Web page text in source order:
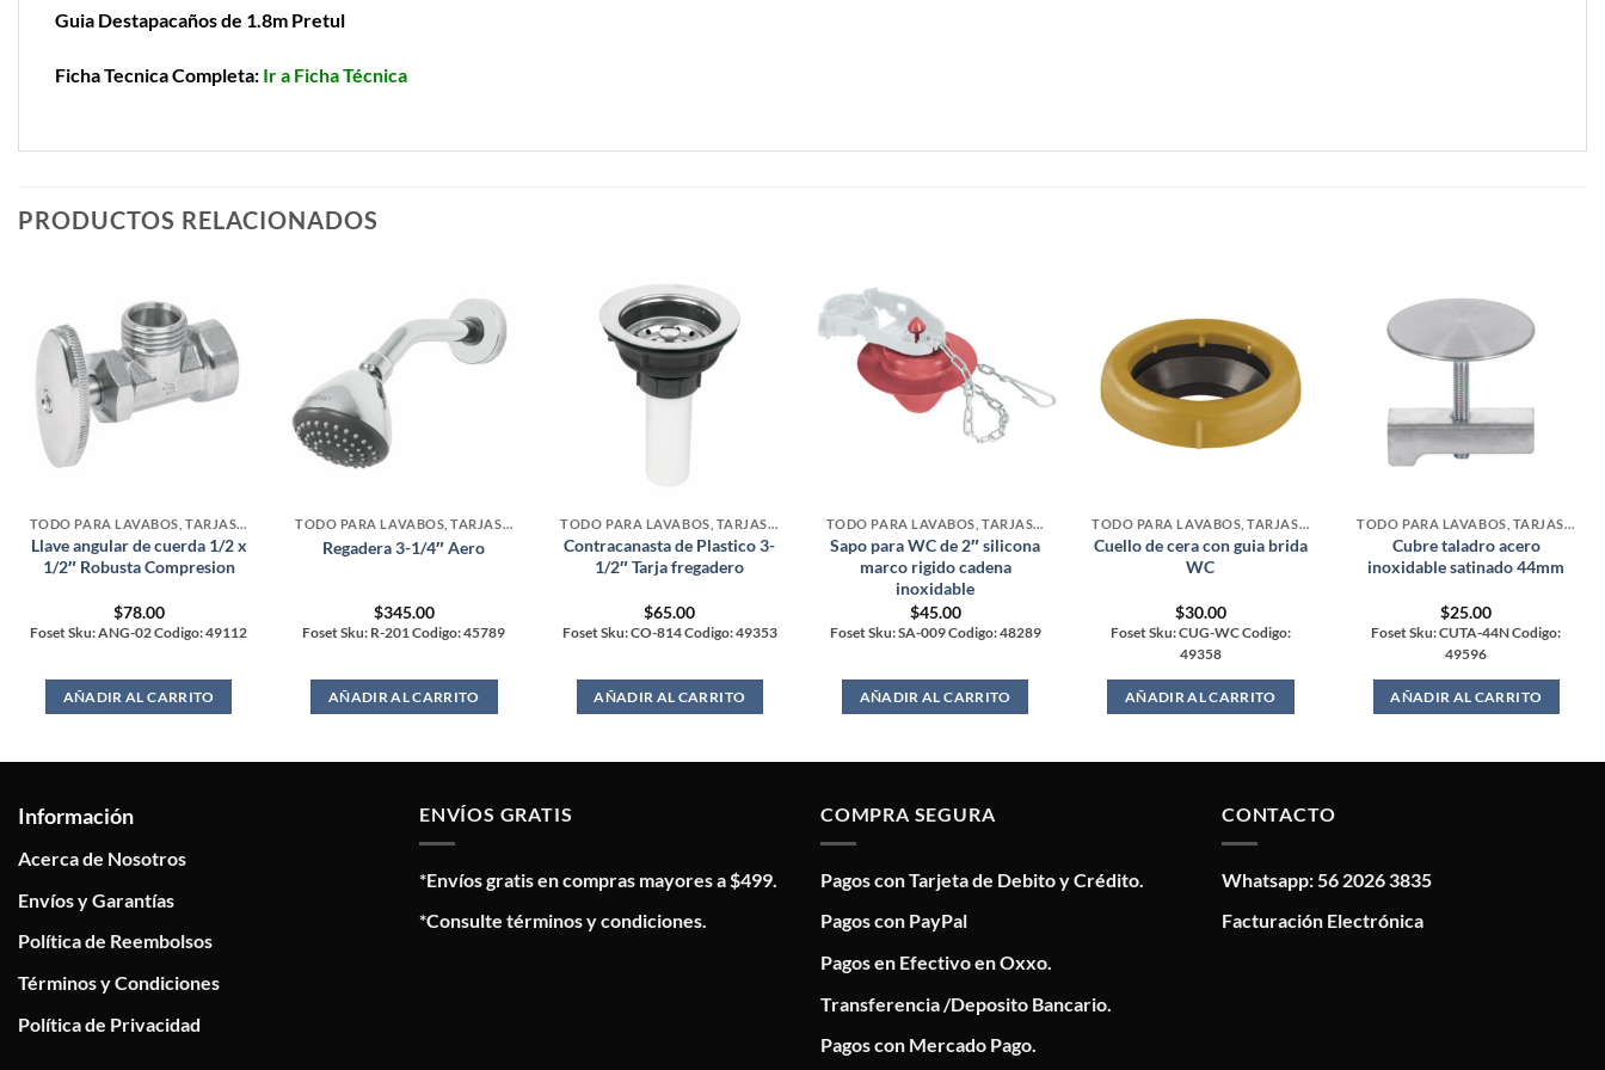
Guia Destapacaños de 1.8m Pretul
Ficha Tecnica Completa: Ir a Ficha Técnica
PRODUCTOS RELACIONADOS
TODO PARA LAVABOS, TARJAS Y WC
Llave angular de cuerda 1/2 x
1/2″ Robusta Compresion
$78.00
Foset Sku: ANG-02 Codigo: 49112
AÑADIR AL CARRITO
TODO PARA LAVABOS, TARJAS Y WC
Regadera 3-1/4″ Aero
$345.00
Foset Sku: R-201 Codigo: 45789
AÑADIR AL CARRITO
TODO PARA LAVABOS, TARJAS Y WC
Contracanasta de Plastico 3-
1/2″ Tarja fregadero
$65.00
Foset Sku: CO-814 Codigo: 49353
AÑADIR AL CARRITO
TODO PARA LAVABOS, TARJAS Y WC
Sapo para WC de 2″ silicona
marco rigido cadena
inoxidable
$45.00
Foset Sku: SA-009 Codigo: 48289
AÑADIR AL CARRITO
TODO PARA LAVABOS, TARJAS Y WC
Cuello de cera con guia brida
WC
$30.00
Foset Sku: CUG-WC Codigo:
49358
AÑADIR AL CARRITO
TODO PARA LAVABOS, TARJAS Y WC
Cubre taladro acero
inoxidable satinado 44mm
$25.00
Foset Sku: CUTA-44N Codigo:
49596
AÑADIR AL CARRITO
Información
Acerca de Nosotros
Envíos y Garantías
Política de Reembolsos
Términos y Condiciones
Política de Privacidad
ENVÍOS GRATIS
*Envíos gratis en compras mayores a $499.
*Consulte términos y condiciones.
COMPRA SEGURA
Pagos con Tarjeta de Debito y Crédito.
Pagos con PayPal
Pagos en Efectivo en Oxxo.
Transferencia /Deposito Bancario.
Pagos con Mercado Pago.
CONTACTO
Whatsapp: 56 2026 3835
Facturación Electrónica